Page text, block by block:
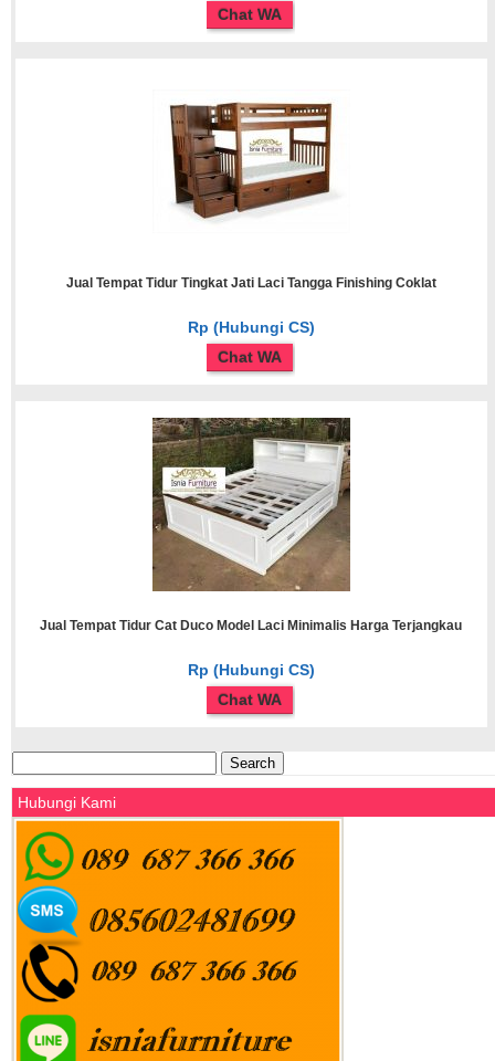
Chat WA
Jual Tempat Tidur Tingkat Jati Laci Tangga Finishing Coklat
Rp (Hubungi CS)
Chat WA
Jual Tempat Tidur Cat Duco Model Laci Minimalis Harga Terjangkau
Rp (Hubungi CS)
Chat WA
for:
Hubungi Kami